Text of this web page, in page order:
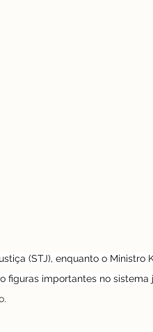
(STJ), enquanto o Ministro
figuras importantes no sistema